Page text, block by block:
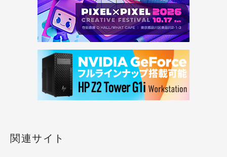
関連サイト